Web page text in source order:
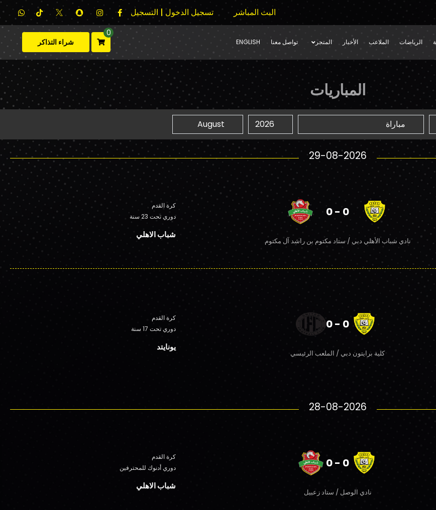
البث المباشر تسجيل الدخول | التسجيل
الرياضات الملاعب الأخبار المتجر تواصل معنا ENGLISH
0
شراء التذاكر
المباريات
29-08-2026
0 - 0
نادي شباب الأهلي دبي / ستاد مكتوم بن راشد آل مكتوم
كرة القدم
دوري تحت 23 سنة
شباب الاهلي
0 - 0
كلية برايتون دبي / الملعب الرئيسي
كرة القدم
دوري تحت 17 سنة
يونايتد
28-08-2026
0 - 0
نادي الوصل / ستاد زعبيل
كرة القدم
دوري أدنوك للمحترفين
شباب الاهلي